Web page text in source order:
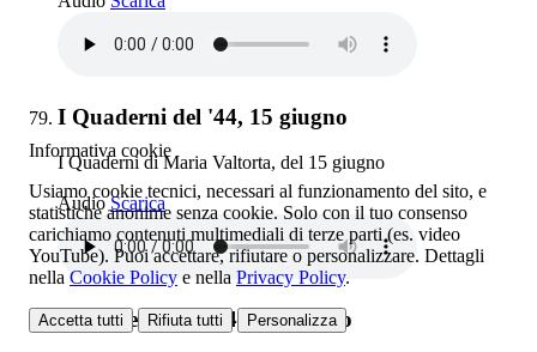
Elemento 79:
I Quaderni del '44, 15 giugno
I Quaderni di Maria Valtorta, del 15 giugno
Audio ScaricaI Quaderni del '44, 15 giugno
Elemento 80:
I Quaderni del '44, 15 maggio
Informativa cookie
Usiamo cookie tecnici, necessari al funzionamento del sito, e
statistiche anonime senza cookie. Solo con il tuo consenso
carichiamo contenuti multimediali di terze parti (es. video
YouTube). Puoi accettare, rifiutare o personalizzare. Dettagli
nella Cookie Policy e nella Privacy Policy.
Accetta tutti Rifiuta tutti Personalizza